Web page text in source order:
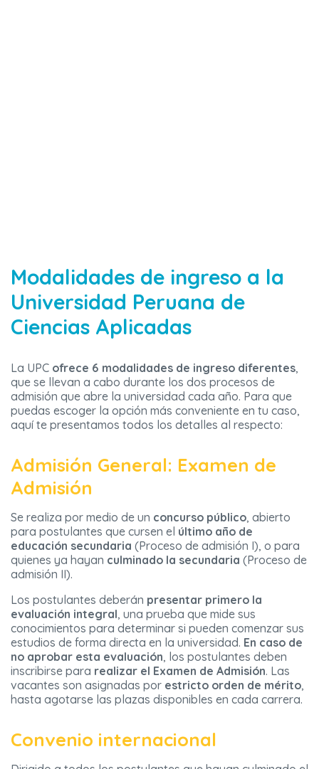
Modalidades de ingreso a la
Universidad Peruana de
Ciencias Aplicadas
La UPC ofrece 6 modalidades de ingreso diferentes,
que se llevan a cabo durante los dos procesos de
admisión que abre la universidad cada año. Para que
puedas escoger la opción más conveniente en tu caso,
aquí te presentamos todos los detalles al respecto:
Admisión General: Examen de
Admisión
Se realiza por medio de un concurso público, abierto
para postulantes que cursen el último año de
educación secundaria (Proceso de admisión I), o para
quienes ya hayan culminado la secundaria (Proceso de
admisión II).
Los postulantes deberán presentar primero la
evaluación integral, una prueba que mide sus
conocimientos para determinar si pueden comenzar sus
estudios de forma directa en la universidad. En caso de
no aprobar esta evaluación, los postulantes deben
inscribirse para realizar el Examen de Admisión. Las
vacantes son asignadas por estricto orden de mérito,
hasta agotarse las plazas disponibles en cada carrera.
Convenio internacional